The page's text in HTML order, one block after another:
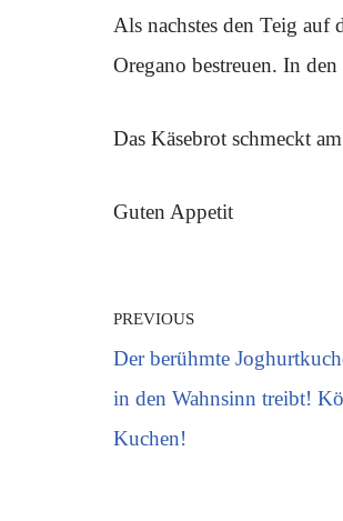
Als nachstes den Teig auf
Oregano bestreuen. In
Das Käsebrot schmeckt
Guten Appetit
PREVIOUS
Der berühmte
in den Wahnsinn treibt!
Kuchen!